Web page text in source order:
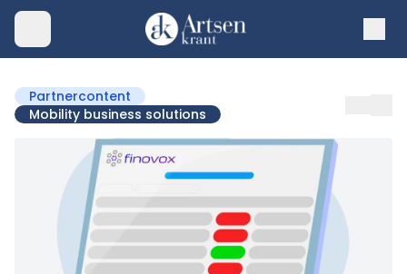
Partnercontent
Mobility business solutions